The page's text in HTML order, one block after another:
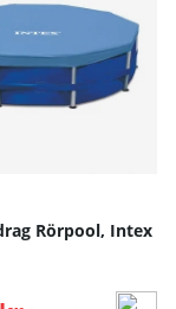
Rörpool, Intex